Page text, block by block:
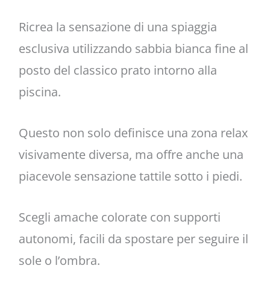
Ricrea la sensazione di una spiaggia
esclusiva utilizzando sabbia bianca fine al
posto del classico prato intorno alla
piscina.
Questo non solo definisce una zona relax
visivamente diversa, ma offre anche una
piacevole sensazione tattile sotto i piedi.
Scegli amache colorate con supporti
autonomi, facili da spostare per seguire il
sole o l’ombra.